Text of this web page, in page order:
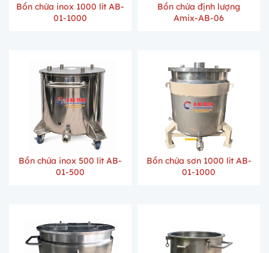
Bồn chứa inox 1000 lít AB-
01-1000
Bồn chứa định lượng
Amix-AB-06
Bồn chứa inox 500 lít AB-
01-500
Bồn chứa sơn 1000 lít AB-
01-1000